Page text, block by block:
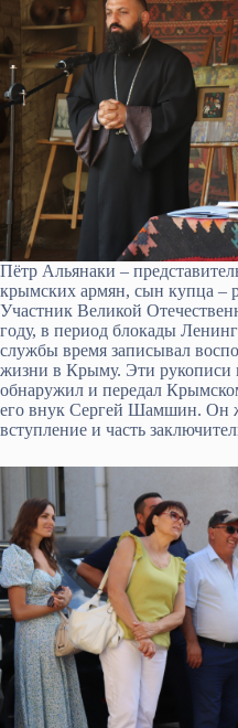
Пётр Альянаки –
крымских армян, сын купца –
Участник Великой
году, в период блокады
службы время записывал
жизни в Крыму. Эти рукописи
обнаружил и передал
его внук Сергей Шамшин. Он
вступление и часть